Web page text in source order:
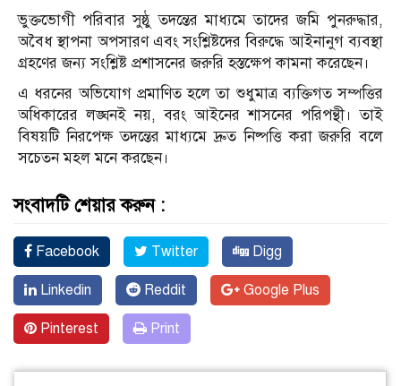
ভুক্তভোগী পরিবার সুষ্ঠু তদন্তের মাধ্যমে তাদের জমি পুনরুদ্ধার,
অবৈধ স্থাপনা অপসারণ এবং সংশ্লিষ্টদের বিরুদ্ধে আইনানুগ ব্যবস্থা
গ্রহণের জন্য সংশ্লিষ্ট প্রশাসনের জরুরি হস্তক্ষেপ কামনা করেছেন।
এ ধরনের অভিযোগ প্রমাণিত হলে তা শুধুমাত্র ব্যক্তিগত সম্পত্তির
অধিকারের লঙ্ঘনই নয়, বরং আইনের শাসনের পরিপন্থী। তাই
বিষয়টি নিরপেক্ষ তদন্তের মাধ্যমে দ্রুত নিষ্পত্তি করা জরুরি বলে
সচেতন মহল মনে করছেন।
সংবাদটি শেয়ার করুন :
Facebook Twitter Digg
Linkedin Reddit Google Plus
Pinterest Print